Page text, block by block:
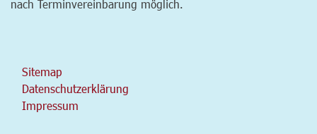
nach Terminvereinbarung möglich.
Sitemap
Datenschutzerklärung
Impressum